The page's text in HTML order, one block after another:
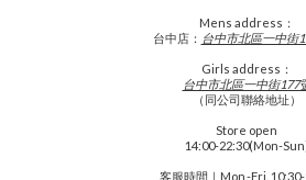
Mens address：
台中店： 台中市北區一中街
Girls address：
台中市北區一中街177
（同公司聯絡地址）
Store open
14:00-22:30(Mon-
客服時間｜Mon.-Fri.